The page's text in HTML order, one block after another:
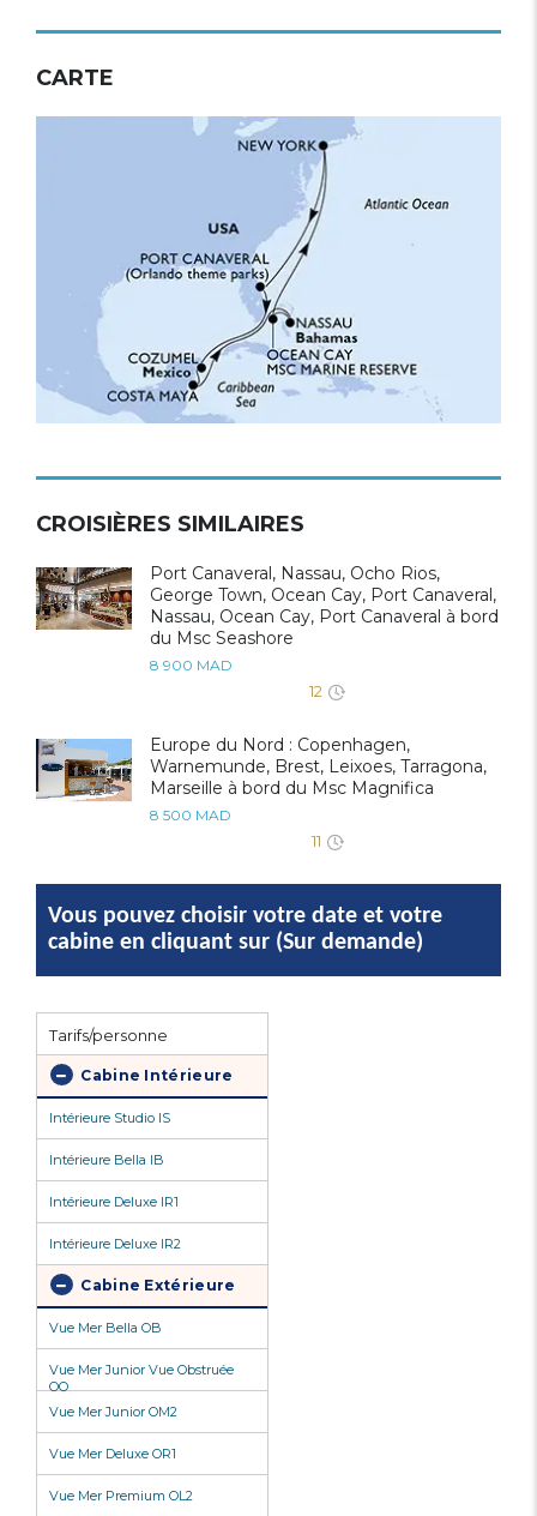
CARTE
CROISIÈRES SIMILAIRES
Port Canaveral, Nassau, Ocho Rios,
George Town, Ocean Cay, Port Canaveral,
Nassau, Ocean Cay, Port Canaveral à bord
du Msc Seashore
8 900 MAD
12
Europe du Nord : Copenhagen,
Warnemunde, Brest, Leixoes, Tarragona,
Marseille à bord du Msc Magnifica
8 500 MAD
11
Vous pouvez choisir votre date et votre
cabine en cliquant sur (Sur demande)
Tarifs/personne
Cabine Intérieure
Intérieure Studio IS
Intérieure Bella IB
Intérieure Deluxe IR1
Intérieure Deluxe IR2
Cabine Extérieure
Vue Mer Bella OB
Vue Mer Junior Vue Obstruée
OO
Vue Mer Junior OM2
Vue Mer Deluxe OR1
Vue Mer Premium OL2